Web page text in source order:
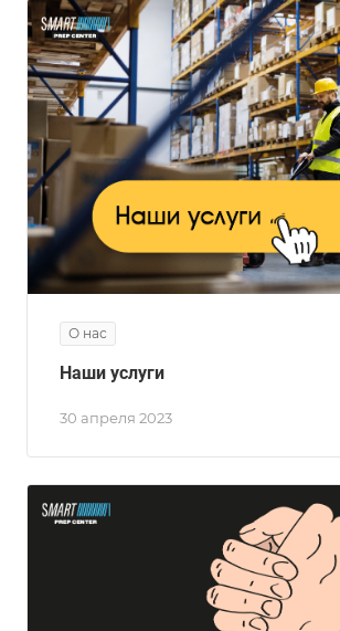
О нас
30 апреля 2023
Наши услуги